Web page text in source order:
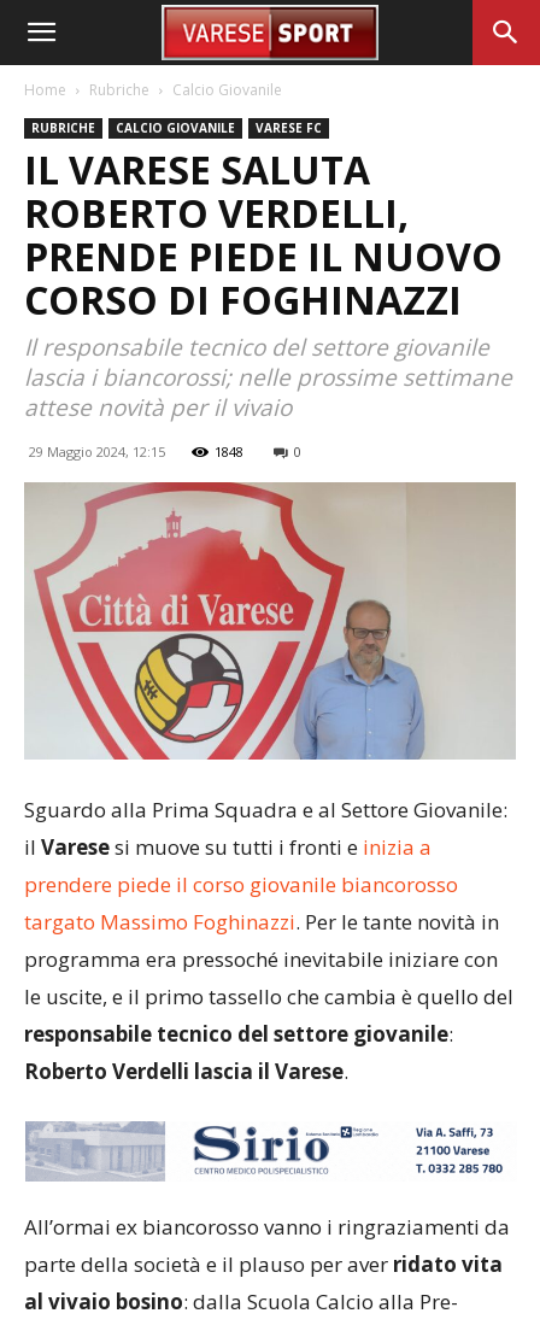
Home Rubriche Calcio Giovanile
RUBRICHE CALCIO GIOVANILE VARESE FC
IL VARESE SALUTA
ROBERTO VERDELLI,
PRENDE PIEDE IL NUOVO
CORSO DI FOGHINAZZI
Il responsabile tecnico del settore giovanile
lascia i biancorossi; nelle prossime settimane
attese novità per il vivaio
29 Maggio 2024, 12:15 1848 0
Sguardo alla Prima Squadra e al Settore Giovanile:
il Varesesi muove su tutti i fronti e inizia a
prendere piede il corso giovanile biancorosso
targato Massimo Foghinazzi. Per le tante novità in
programma era pressoché inevitabile iniziare con
le uscite, e il primo tassello che cambia è quello del
responsabile tecnico del settore giovanile:
Roberto Verdelli lascia il Varese.
All’ormai ex biancorosso vanno i ringraziamenti da
parte della società e il plauso per aver ridato vita
al vivaio bosino: dalla Scuola Calcio alla Pre-